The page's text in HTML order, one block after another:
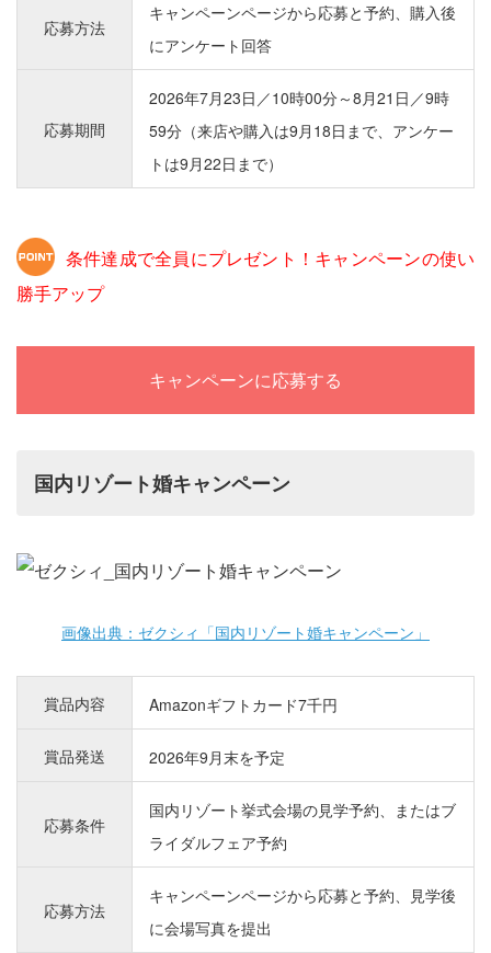
応募方法
キャンペーンページから応募と予約、購入後
にアンケート回答
応募期間
2026年7月23日／10時00分～8月21日／9時
59分（来店や購入は9月18日まで、アンケー
トは9月22日まで）
条件達成で全員にプレゼント！キャンペーンの使い
勝手アップ
キャンペーンに応募する
国内リゾート婚キャンペーン
画像出典：ゼクシィ「国内リゾート婚キャンペーン」
賞品内容 Amazonギフトカード7千円
賞品発送 2026年9月末を予定
応募条件
国内リゾート挙式会場の見学予約、またはブ
ライダルフェア予約
応募方法
キャンペーンページから応募と予約、見学後
に会場写真を提出